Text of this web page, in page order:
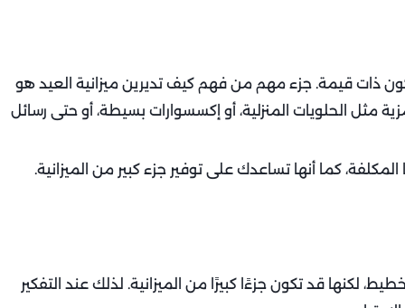
ذات قيمة. جزء مهم من فهم كيف تديرين ميزانية العيد هو
مثل الحلويات المنزلية، أو إكسسوارات بسيطة، أو حتى رسائل
المكلفة، كما أنها تساعدك على توفير جزء كبير من الميزانية.
لكنها قد تكون جزءًا كبيرًا من الميزانية. لذلك عند التفكير